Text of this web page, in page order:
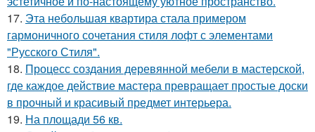
17. Эта небольшая квартира стала примером
гармоничного сочетания стиля лофт с элементами
"Русского Стиля".
18. Процесс создания деревянной мебели в мастерской,
где каждое действие мастера превращает простые доски
в прочный и красивый предмет интерьера.
19. На площади 56 кв.